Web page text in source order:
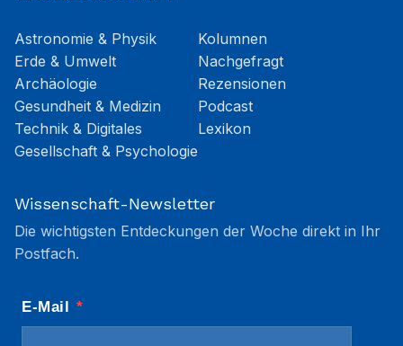
Astronomie & Physik
Erde & Umwelt
Archäologie
Gesundheit & Medizin
Technik & Digitales
Gesellschaft & Psychologie
Kolumnen
Nachgefragt
Rezensionen
Podcast
Lexikon
Wissenschaft-Newsletter
Die wichtigsten Entdeckungen der Woche direkt in Ihr
Postfach.